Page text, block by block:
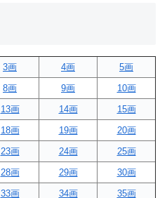
3画 4画
5画
8画 9画
10画
13画 14画
15画
18画 19画
20画
23画 24画
25画
28画 29画
30画
33画 34画 35画